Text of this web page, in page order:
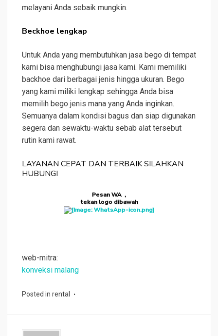
melayani Anda sebaik mungkin.
Beckhoe lengkap
Untuk Anda yang membutuhkan jasa bego di tempat
kami bisa menghubungi jasa kami. Kami memiliki
backhoe dari berbagai jenis hingga ukuran. Bego
yang kami miliki lengkap sehingga Anda bisa
memilih bego jenis mana yang Anda inginkan.
Semuanya dalam kondisi bagus dan siap digunakan
segera dan sewaktu-waktu sebab alat tersebut
rutin kami rawat.
LAYANAN CEPAT DAN TERBAIK SILAHKAN
HUBUNGI
Pesan WA ,
tekan logo dibawah
web-mitra:
konveksi malang
Posted in rental